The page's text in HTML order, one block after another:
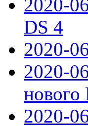
2020-
DS 4
2020-
2020-
2020-